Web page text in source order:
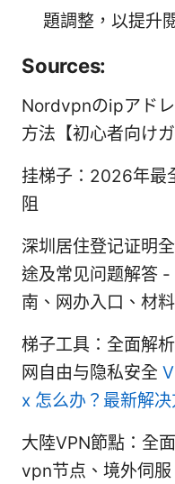
題調整，以提升
Sources:
Nordvpnのipアド
方法【初心者向けガ
挂梯子：2026年最
阻
深圳居住登记证明
途及常见问题解答
南、网办入口、材
梯子工具：全面解
网自由与隐私安全
x 怎么办？最新解决
大陸VPN節點：全
vpn节点、境外伺